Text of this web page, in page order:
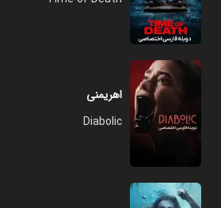
اهریمنی
Diabolic